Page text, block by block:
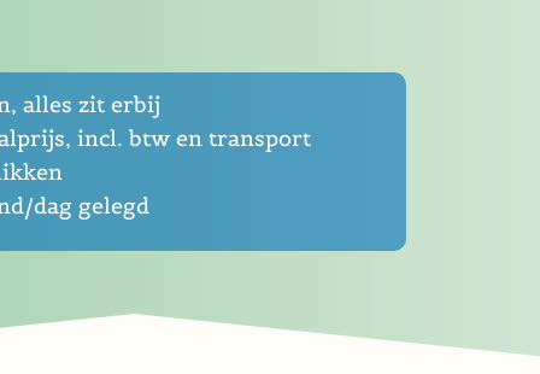
alles zit erbij
incl. btw en transport
dag gelegd